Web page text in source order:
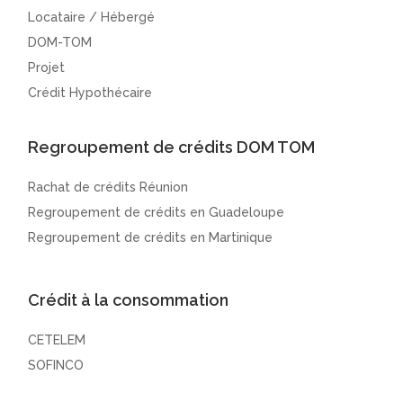
Locataire / Hébergé
DOM-TOM
Projet
Crédit Hypothécaire
Regroupement de crédits DOM TOM
Rachat de crédits Réunion
Regroupement de crédits en Guadeloupe
Regroupement de crédits en Martinique
Crédit à la consommation
CETELEM
SOFINCO